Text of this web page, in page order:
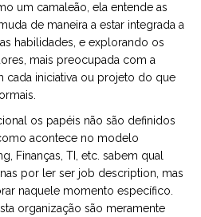
um camaleão, ela entende as
de maneira a estar integrada a
habilidades, e explorando os
mais preocupada com a
iniciativa ou projeto do que
os papéis não são definidos
acontece no modelo
Finanças, TI, etc. sabem qual
por ler ser job description, mas
naquele momento específico.
organização são meramente